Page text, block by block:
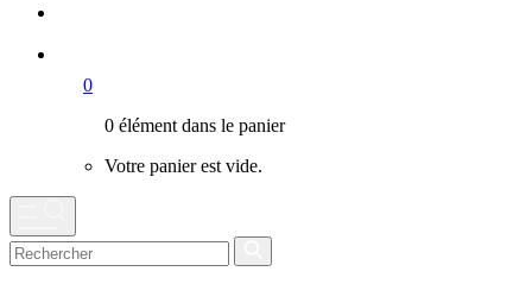
0
0 élément dans le panier
Votre panier est vide.